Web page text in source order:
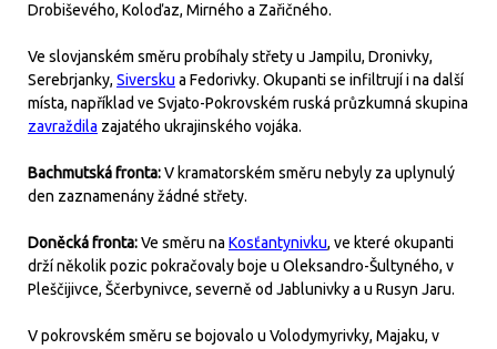
Drobiševého, Koloďaz, Mirného a Zařičného.
Ve slovjanském směru probíhaly střety u Jampilu, Dronivky,
Serebrjanky, Siversku a Fedorivky. Okupanti se infiltrují i na další
místa, například ve Svjato-Pokrovském ruská průzkumná skupina
zavraždila zajatého ukrajinského vojáka.
Bachmutská fronta:V kramatorském směru nebyly za uplynulý
den zaznamenány žádné střety.
Doněcká fronta:Ve směru na Kosťantynivku, ve které okupanti
drží několik pozic pokračovaly boje u Oleksandro-Šultyného, v
Pleščijivce, Ščerbynivce, severně od Jablunivky a u Rusyn Jaru.
V pokrovském směru se bojovalo u Volodymyrivky, Majaku, v